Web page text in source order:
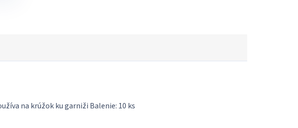
na krúžok ku garniži Balenie: 10 ks